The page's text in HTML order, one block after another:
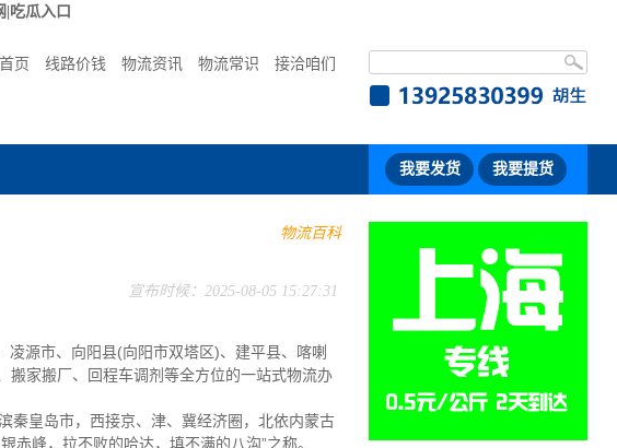
|吃瓜入口
首页 线路价钱 物流资讯 物流常识 接洽咱们
我要发货 我要提货
物流百科
宣布时候：2025-08-05 15:27:31
源市、向阳县(向阳市双塔区)、建平县、喀喇
搬家搬厂、回程车调剂等全方位的一站式物流办
秦皇岛市，西接京、津、冀经济圈，北依内蒙古
峰，拉不败的哈达，填不满的八沟”之称。